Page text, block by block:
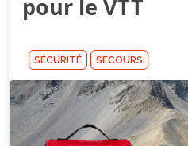
pour le VTT
SÉCURITÉ SECOURS